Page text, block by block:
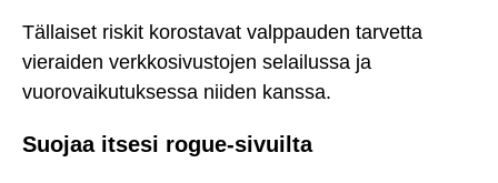
Tällaiset riskit korostavat valppauden tarvetta
vieraiden verkkosivustojen selailussa ja
vuorovaikutuksessa niiden kanssa.
Suojaa itsesi rogue-sivuilta